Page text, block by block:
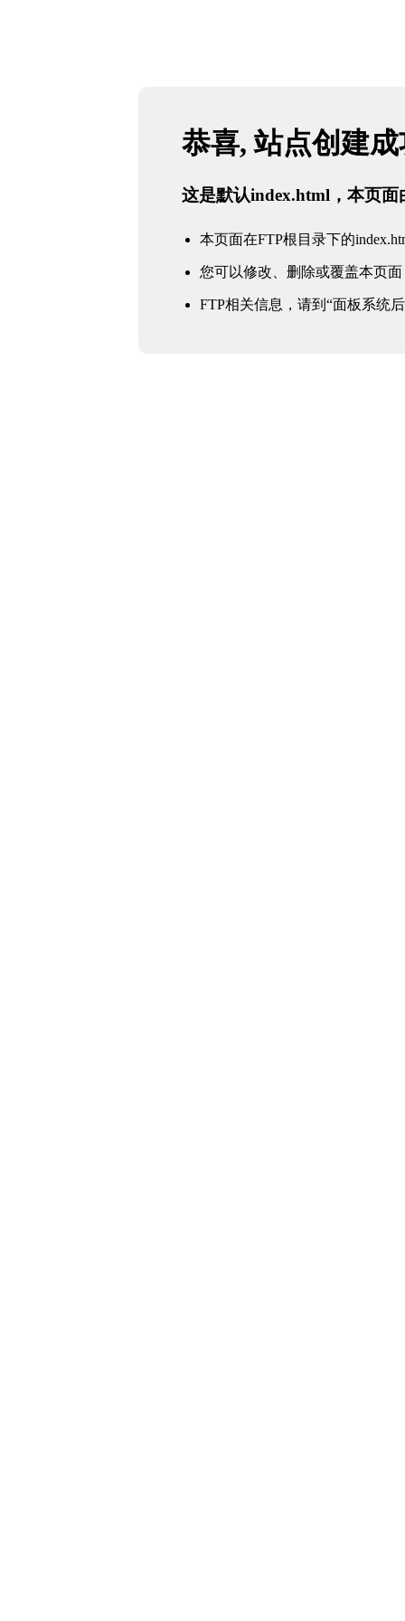
恭喜, 站点创建
这是默认index.html，本页面
本页面在FTP根目录下的
您可以修改、删除或覆盖本页面
FTP相关信息，请到“面板系统